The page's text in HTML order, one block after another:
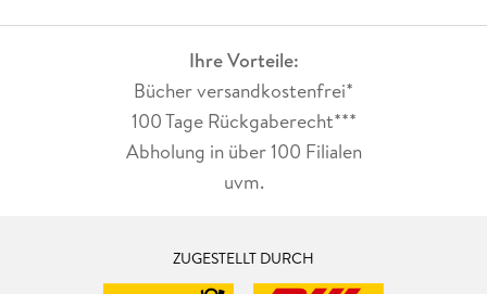
Ihre Vorteile:
Bücher versandkostenfrei*
100 Tage Rückgaberecht***
Abholung in über 100 Filialen
uvm.
ZUGESTELLT DURCH